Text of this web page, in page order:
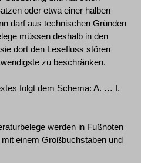
oder etwa einer halben
darf aus technischen Gründen
müssen deshalb in den
dort den Lesefluss stören
zu beschränken.
folgt dem Schema: A. … I.
werden in Fußnoten
einem Großbuchstaben und